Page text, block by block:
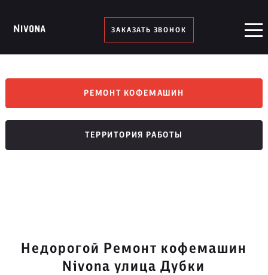
ЗАКАЗАТЬ ЗВОНОК
РЕМОНТ КОФЕМАШИН
ТЕРРИТОРИЯ РАБОТЫ
Недорогой Ремонт кофемашин
Nivona улица Дубки